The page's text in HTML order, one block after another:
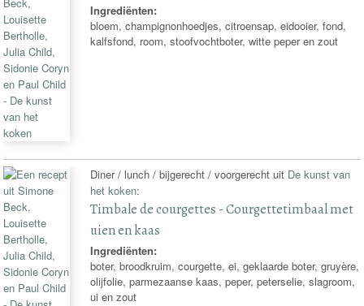
Ingrediënten:
bloem, champignonhoedjes, citroensap, eidooier, fond,
kalfsfond, room, stoofvochtboter, witte peper en zout
Diner / lunch / bijgerecht / voorgerecht uit De kunst van
het koken:
Timbale de courgettes - Courgettetimbaal met
uien en kaas
Ingrediënten:
boter, broodkruim, courgette, ei, geklaarde boter, gruyère,
olijfolie, parmezaanse kaas, peper, peterselie, slagroom,
ui en zout